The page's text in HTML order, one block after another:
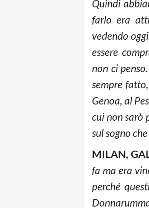
Quindi
farlo era
vedendo
essere
non ci
sempre
Genoa, al
cui non sarò
sul sogno
MILAN,
fa ma era
perché